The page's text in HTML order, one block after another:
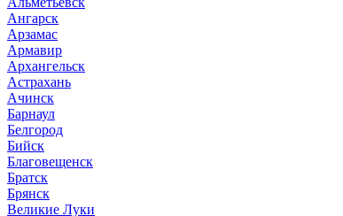
Ангарск
Арзамас
Армавир
Архангельск
Астрахань
Ачинск
Барнаул
Белгород
Бийск
Благовещенск
Братск
Брянск
Великие Луки